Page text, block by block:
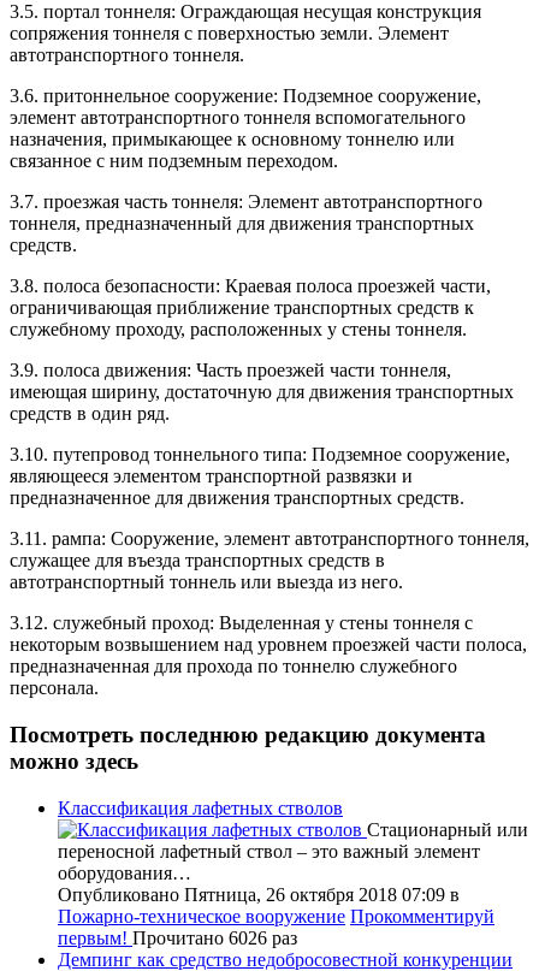
3.5. портал тоннеля: Ограждающая несущая конструкция
сопряжения тоннеля с поверхностью земли. Элемент
автотранспортного тоннеля.
3.6. притоннельное сооружение: Подземное сооружение,
элемент автотранспортного тоннеля вспомогательного
назначения, примыкающее к основному тоннелю или
связанное с ним подземным переходом.
3.7. проезжая часть тоннеля: Элемент автотранспортного
тоннеля, предназначенный для движения транспортных
средств.
3.8. полоса безопасности: Краевая полоса проезжей части,
ограничивающая приближение транспортных средств к
служебному проходу, расположенных у стены тоннеля.
3.9. полоса движения: Часть проезжей части тоннеля,
имеющая ширину, достаточную для движения транспортных
средств в один ряд.
3.10. путепровод тоннельного типа: Подземное сооружение,
являющееся элементом транспортной развязки и
предназначенное для движения транспортных средств.
3.11. рампа: Сооружение, элемент автотранспортного тоннеля,
служащее для въезда транспортных средств в
автотранспортный тоннель или выезда из него.
3.12. служебный проход: Выделенная у стены тоннеля с
некоторым возвышением над уровнем проезжей части полоса,
предназначенная для прохода по тоннелю служебного
персонала.
Посмотреть последнюю редакцию документа
можно здесь
Классификация лафетных стволов
Стационарный или
переносной лафетный ствол – это важный элемент
оборудования…
Опубликовано Пятница, 26 октября 2018 07:09 в
Пожарно-техническое вооружение Прокомментируй
первым! Прочитано 6026 раз
Демпинг как средство недобросовестной конкуренции